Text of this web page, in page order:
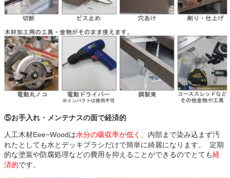
⑤お手入れ・メンテナスの面で経済的
人工木材Eee−Woodは水分の吸収率が低く
、内部まで染み込まず汚
れたとしても水とデッキブラシだけで簡単に綺麗になります。 定期
的な塗装や防腐処理などの費用を抑えることができるのでとても経
済的です。